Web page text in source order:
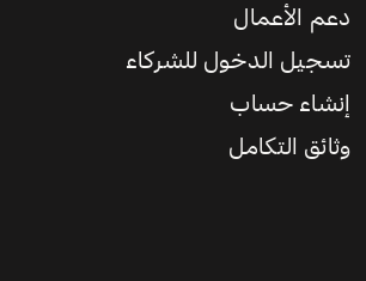
دعم الأعمال
تسجيل الدخول للشركاء
إنشاء حساب
وثائق التكامل